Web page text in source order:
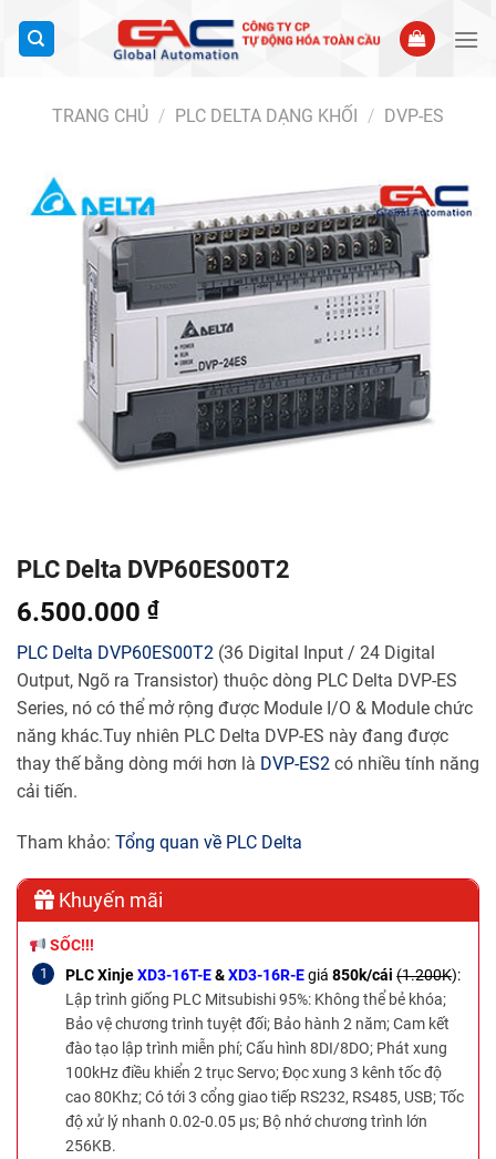
qua
TRANG CHỦ / PLC DELTA DẠNG KHỐI / DVP-ES
PLC Delta DVP60ES00T2
6.500.000 ₫
PLC Delta DVP60ES00T2 (36 Digital Input / 24 Digital
Output, Ngõ ra Transistor) thuộc dòng PLC Delta DVP-ES
Series, nó có thể mở rộng được Module I/O & Module chức
năng khác.Tuy nhiên PLC Delta DVP-ES này đang được
thay thế bằng dòng mới hơn là DVP-ES2 có nhiều tính năng
cải tiến.
Tham khảo: Tổng quan về PLC Delta
Khuyến mãi
SỐC!!!
PLC XinjeXD3-16T-E&XD3-16R-Egiá850k/cái (1.200K):
Lập trình giống PLC Mitsubishi 95%: Không thể bẻ khóa;
Bảo vệ chương trình tuyệt đối; Bảo hành 2 năm; Cam kết
đào tạo lập trình miễn phí; Cấu hình 8DI/8DO; Phát xung
100kHz điều khiển 2 trục Servo; Đọc xung 3 kênh tốc độ
cao 80Khz; Có tới 3 cổng giao tiếp RS232, RS485, USB; Tốc
độ xử lý nhanh 0.02-0.05 µs; Bộ nhớ chương trình lớn
256KB.